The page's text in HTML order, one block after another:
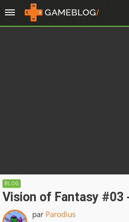
BLOG
Vision of Fantasy #03
par Parodius